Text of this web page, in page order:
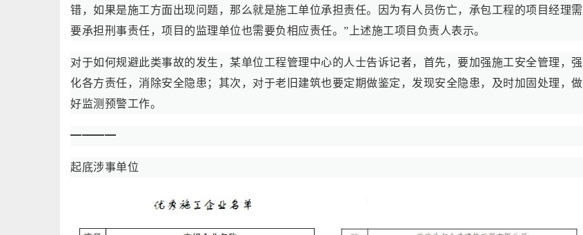
错，如果是施工方面出现问题，那么就是施工单位承担责任。因为有人员伤亡，承包工程的项目经理需
要承担刑事责任，项目的监理单位也需要负相应责任。”上述施工项目负责人表示。
对于如何规避此类事故的发生，某单位工程管理中心的人士告诉记者，首先，要加强施工安全管理，强
化各方责任，消除安全隐患；其次，对于老旧建筑也要定期做鉴定，发现安全隐患，及时加固处理，做
好监测预警工作。
━━━━
起底涉事单位